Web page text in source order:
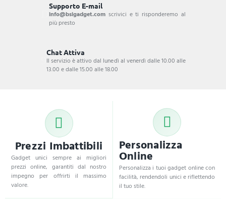
Supporto E-mail
info@bsigadget.com scrivici e ti risponderemo al
più presto
Chat Attiva
Il servizio è attivo dal lunedì al venerdì dalle 10.00 alle
13.00 e dalle 15.00 alle 18.00
Prezzi Imbattibili
Gadget unici sempre ai migliori
prezzi online, garantiti dal nostro
impegno per offrirti il massimo
valore.
Personalizza
Online
Personalizza i tuoi gadget online con
facilità, rendendoli unici e riflettendo
il tuo stile.